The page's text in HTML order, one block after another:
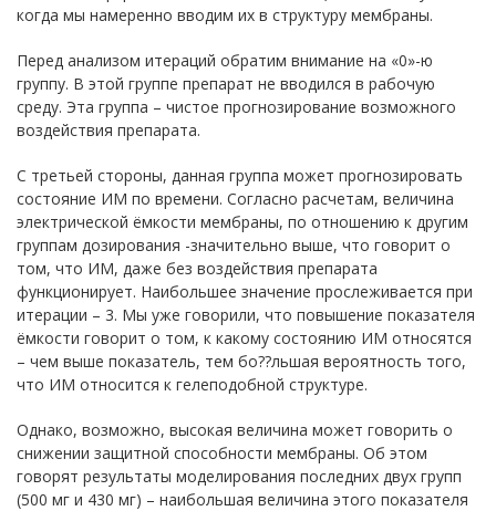
когда мы намеренно вводим их в структуру мембраны.
Перед анализом итераций обратим внимание на «0»-ю
группу. В этой группе препарат не вводился в рабочую
среду. Эта группа – чистое прогнозирование возможного
воздействия препарата.
С третьей стороны, данная группа может прогнозировать
состояние ИМ по времени. Согласно расчетам, величина
электрической ёмкости мембраны, по отношению к другим
группам дозирования -значительно выше, что говорит о
том, что ИМ, даже без воздействия препарата
функционирует. Наибольшее значение прослеживается при
итерации – 3. Мы уже говорили, что повышение показателя
ёмкости говорит о том, к какому состоянию ИМ относятся
– чем выше показатель, тем бо??льшая вероятность того,
что ИМ относится к гелеподобной структуре.
Однако, возможно, высокая величина может говорить о
снижении защитной способности мембраны. Об этом
говорят результаты моделирования последних двух групп
(500 мг и 430 мг) – наибольшая величина этого показателя